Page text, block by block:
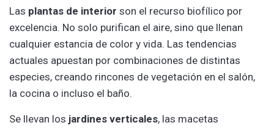
Las plantas de interior son el recurso biofílico por
excelencia. No solo purifican el aire, sino que llenan
cualquier estancia de color y vida. Las tendencias
actuales apuestan por combinaciones de distintas
especies, creando rincones de vegetación en el salón,
la cocina o incluso el baño.
Se llevan los jardines verticales, las macetas